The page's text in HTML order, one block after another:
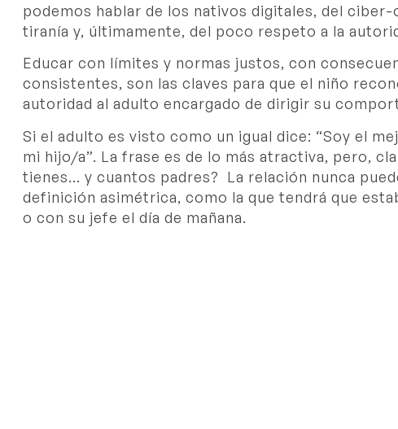
podemos hablar de los nativos digitales, del
tiranía y, últimamente, del poco respeto a la
Educar con límites y normas justos, con
consistentes, son las claves para que el niño
autoridad al adulto encargado de dirigir su
Si el adulto es visto como un igual dice: “Soy el
mi hijo/a”. La frase es de lo más atractiva, pero,
tienes… y cuantos padres? La relación nunca
definición asimétrica, como la que tendrá que
o con su jefe el día de mañana.